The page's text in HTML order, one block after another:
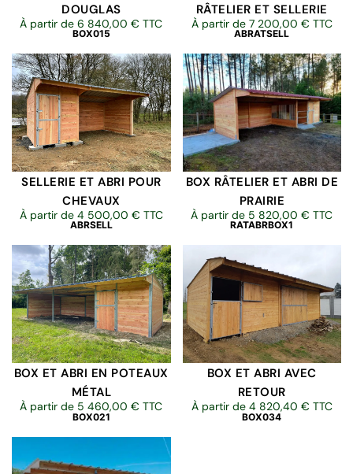
DOUGLAS
À partir de6 840,00€ TTC
BOX015
RÂTELIER ET SELLERIE
À partir de 7 200,00 € TTC
ABRATSELL
SELLERIE ET ABRI POUR
CHEVAUX
À partir de 4 500,00 € TTC
ABRSELL
BOX RÂTELIER ET ABRI DE
PRAIRIE
À partir de 5 820,00€ TTC
RATABRBOX1
BOX ET ABRI EN POTEAUX
MÉTAL
À partir de 5 460,00€ TTC
BOX021
BOX ET ABRI AVEC
RETOUR
À partir de 4 820,40 € TTC
BOX034